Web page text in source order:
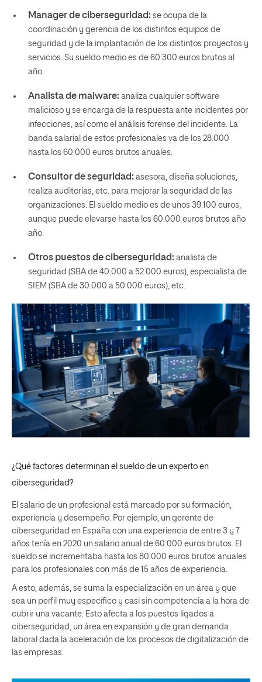
Manager de ciberseguridad: se ocupa de la
coordinación y gerencia de los distintos equipos de
seguridad y de la implantación de los distintos proyectos y
servicios. Su sueldo medio es de 60.300 euros brutos al
año.
Analista de malware: analiza cualquier software
malicioso y se encarga de la respuesta ante incidentes por
infecciones, así como el análisis forense del incidente. La
banda salarial de estos profesionales va de los 28.000
hasta los 60.000 euros brutos anuales.
Consultor de seguridad: asesora, diseña soluciones,
realiza auditorías, etc. para mejorar la seguridad de las
organizaciones.
El sueldo medio es de unos 39.100 euros,
aunque puede elevarse hasta los 60.000 euros brutos año
año.
Otros puestos de ciberseguridad: analista de
seguridad (SBA de 40.000 a 52.000 euros), especialista de
SIEM (SBA de 30.000 a 50.000 euros), etc.
¿Qué factores determinan el sueldo de un experto en
ciberseguridad?
El salario de un profesional está marcado por su formación,
experiencia y desempeño. Por ejemplo, un gerente de
ciberseguridad en España con una experiencia de entre 3 y 7
años tenía en 2020 un salario anual de 60.000 euros brutos. El
sueldo se incrementaba hasta los 80.000 euros brutos anuales
para los profesionales con más de 15 años de experiencia.
A esto, además, se suma la especialización en un área y que
sea un perfil muy específico y casi sin competencia a la hora de
cubrir una vacante. Esto afecta a los puestos ligados a
ciberseguridad, un área en expansión y de gran demanda
laboral dada la aceleración de los procesos de digitalización de
las empresas.